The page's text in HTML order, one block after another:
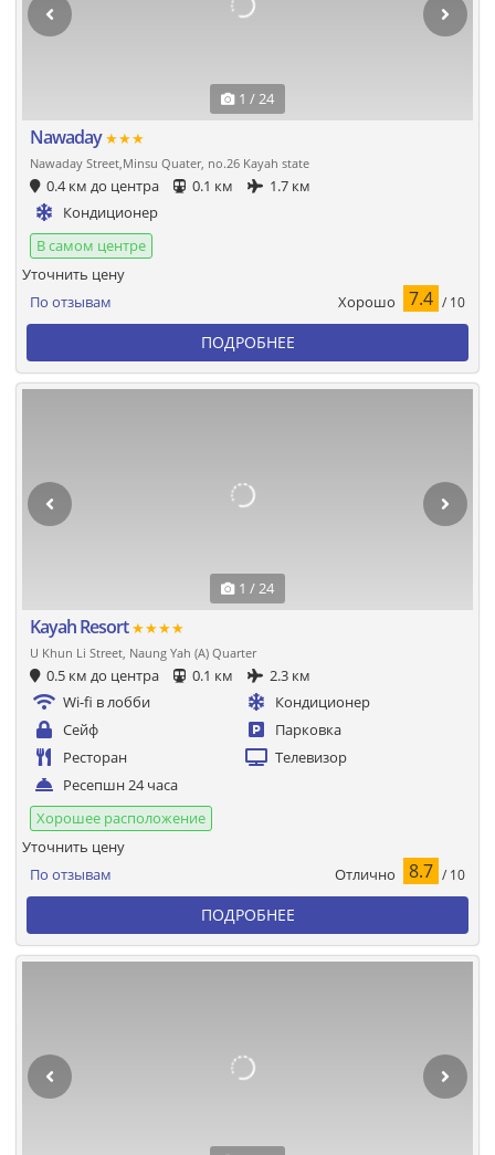
1 / 24
Nawaday★★★
Nawaday Street,Minsu Quater, no.26 Kayah state
0.4 км до центра 0.1 км
1.7 км
Кондиционер
В самом центре
По отзывам Хорошо 7.4 / 10
Уточнить цену
ПОДРОБНЕЕ
1 / 24
Kayah Resort★★★★
U Khun Li Street, Naung Yah (A) Quarter
0.5 км до центра 0.1 км
2.3 км
Wi-fi в лобби
Кондиционер
Сейф
Парковка
Ресторан
Телевизор
Ресепшн 24 часа
Хорошее расположение
По отзывам Отлично 8.7 / 10
Уточнить цену
ПОДРОБНЕЕ